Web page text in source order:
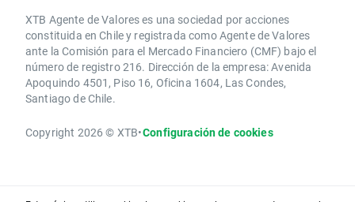
XTB Agente de Valores es una sociedad por acciones
constituida en Chile y registrada como Agente de Valores
ante la Comisión para el Mercado Financiero (CMF) bajo el
número de registro 216. Dirección de la empresa: Avenida
Apoquindo 4501, Piso 16, Oficina 1604, Las Condes,
Santiago de Chile.
Copyright 2026 © XTB•Configuración de cookies